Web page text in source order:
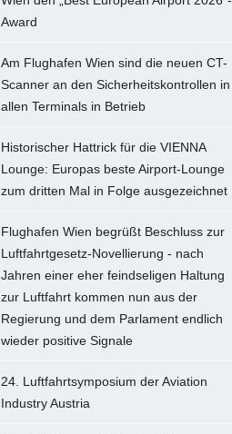
Award
Am Flughafen Wien sind die neuen CT-
Scanner an den Sicherheitskontrollen in
allen Terminals in Betrieb
Historischer Hattrick für die VIENNA
Lounge: Europas beste Airport-Lounge
zum dritten Mal in Folge ausgezeichnet
Flughafen Wien begrüßt Beschluss zur
Luftfahrtgesetz-Novellierung - nach
Jahren einer eher feindseligen Haltung
zur Luftfahrt kommen nun aus der
Regierung und dem Parlament endlich
wieder positive Signale
24. Luftfahrtsymposium der Aviation
Industry Austria